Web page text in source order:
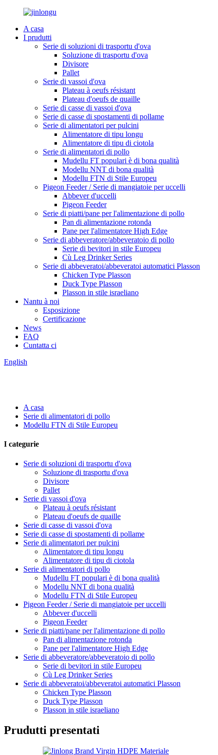
A casa
I prudutti
Serie di soluzioni di trasportu d'ova
Soluzione di trasportu d'ova
Divisore
Pallet
Serie di vassoi d'ova
Plateau à oeufs résistant
Plateau d'oeufs de quaille
Serie di casse di vassoi d'ova
Serie di casse di spostamenti di pollame
Serie di alimentatori per pulcini
Alimentatore di tipu longu
Alimentatore di tipu di ciotola
Serie di alimentatori di pollo
Mudellu FT populari è di bona qualità
Modellu NNT di bona qualità
Modellu FTN di Stile Europeu
Pigeon Feeder / Serie di mangiatoie per uccelli
Abbever d'uccelli
Pigeon Feeder
Serie di piatti/pane per l'alimentazione di pollo
Pan di alimentazione rotonda
Pane per l'alimentatore High Edge
Serie di abbeveratore/abbeveratoio di pollo
Serie di bevitori in stile Europeu
Cù Leg Drinker Series
Serie di abbeveratoi/abbeveratoi automatici Plasson
Chicken Type Plasson
Duck Type Plasson
Plasson in stile israeliano
Nantu à noi
Esposizione
Certificazione
News
FAQ
Cuntatta ci
English
A casa
Serie di alimentatori di pollo
Modellu FTN di Stile Europeu
I categurie
Serie di soluzioni di trasportu d'ova
Soluzione di trasportu d'ova
Divisore
Pallet
Serie di vassoi d'ova
Plateau à oeufs résistant
Plateau d'oeufs de quaille
Serie di casse di vassoi d'ova
Serie di casse di spostamenti di pollame
Serie di alimentatori per pulcini
Alimentatore di tipu longu
Alimentatore di tipu di ciotola
Serie di alimentatori di pollo
Mudellu FT populari è di bona qualità
Modellu NNT di bona qualità
Modellu FTN di Stile Europeu
Pigeon Feeder / Serie di mangiatoie per uccelli
Abbever d'uccelli
Pigeon Feeder
Serie di piatti/pane per l'alimentazione di pollo
Pan di alimentazione rotonda
Pane per l'alimentatore High Edge
Serie di abbeveratore/abbeveratoio di pollo
Serie di bevitori in stile Europeu
Cù Leg Drinker Series
Serie di abbeveratoi/abbeveratoi automatici Plasson
Chicken Type Plasson
Duck Type Plasson
Plasson in stile israeliano
Prudutti presentati